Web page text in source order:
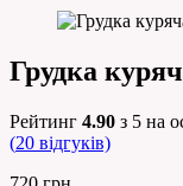
Грудка
Рейтинг 4.90 з 5 на
(20 відгуків)